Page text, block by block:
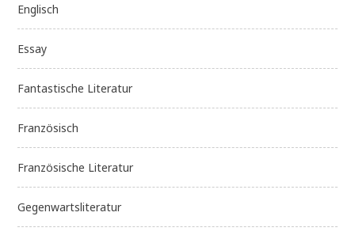
Englisch
Essay
Fantastische Literatur
Französisch
Französische Literatur
Gegenwartsliteratur